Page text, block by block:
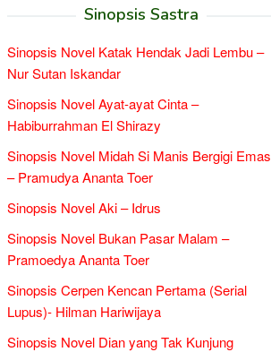
Sinopsis Sastra
Sinopsis Novel Katak Hendak Jadi Lembu –
Nur Sutan Iskandar
Sinopsis Novel Ayat-ayat Cinta –
Habiburrahman El Shirazy
Sinopsis Novel Midah Si Manis Bergigi Emas
– Pramudya Ananta Toer
Sinopsis Novel Aki – Idrus
Sinopsis Novel Bukan Pasar Malam –
Pramoedya Ananta Toer
Sinopsis Cerpen Kencan Pertama (Serial
Lupus)- Hilman Hariwijaya
Sinopsis Novel Dian yang Tak Kunjung